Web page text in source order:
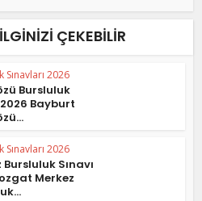
ÇEKEBILIR
Sınavları 2026
Bursluluk
2026 Bayburt
Sınavları 2026
Bursluluk Sınavı
Merkez